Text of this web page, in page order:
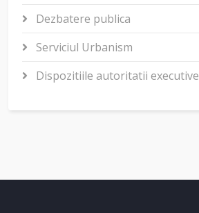
Dezbatere publica
Serviciul Urbanism
Dispozitiile autoritatii executive